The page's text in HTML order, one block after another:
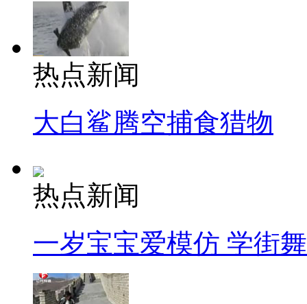
热点新闻
大白鲨腾空捕食猎物
热点新闻
一岁宝宝爱模仿 学街